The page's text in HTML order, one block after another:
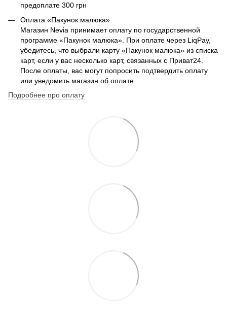
предоплате 300 грн
Оплата «Пакунок малюка».
Магазин Nevia принимает оплату по государственной
программе «Пакунок малюка». При оплате через LiqPay,
убедитесь, что выбрали карту «Пакунок малюка» из списка
карт, если у вас несколько карт, связанных с Приват24.
После оплаты, вас могут попросить подтвердить оплату
или уведомить магазин об оплате.
Подробнее про оплату